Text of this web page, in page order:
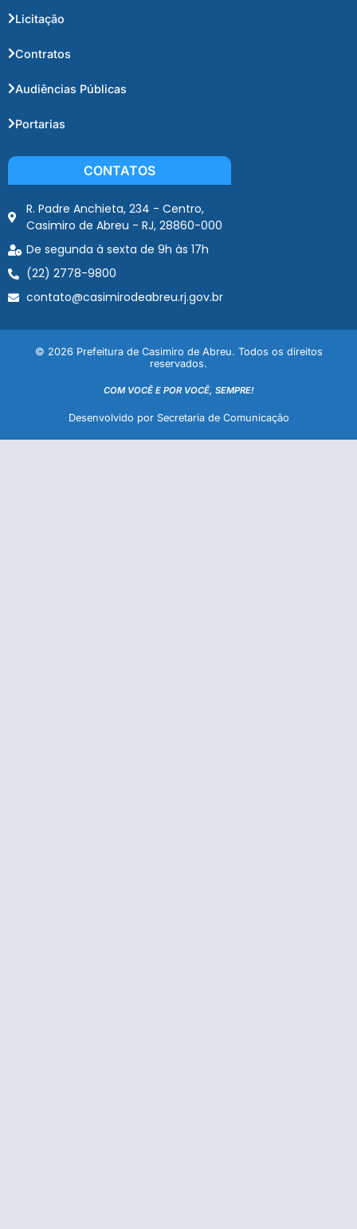
Licitação
Contratos
Audiências Públicas
Portarias
CONTATOS
R. Padre Anchieta, 234 - Centro,
Casimiro de Abreu - RJ, 28860-000
De segunda à sexta de 9h às 17h
(22) 2778-9800
contato@casimirodeabreu.rj.gov.br
© 2026 Prefeitura de Casimiro de Abreu. Todos os direitos
reservados.
COM VOCÊ E POR VOCÊ, SEMPRE!
Desenvolvido por Secretaria de Comunicação